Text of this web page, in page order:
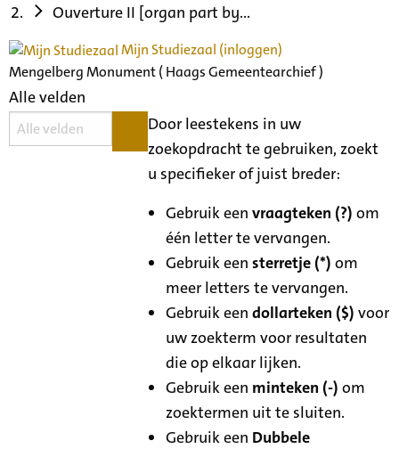
Ouverture II [organ part by...
Mijn Studiezaal (inloggen)
Mengelberg Monument ( Haags Gemeentearchief )
Alle velden
Door leestekens in uw
zoekopdracht te gebruiken, zoekt
u specifieker of juist breder:
Gebruik eenvraagteken (?) om
één letter te vervangen.
Gebruik eensterretje (*) om
meer letters te vervangen.
Gebruik eendollarteken ($) voor
uw zoekterm voor resultaten
die op elkaar lijken.
Gebruik een minteken (-) om
zoektermen uit te sluiten.
Gebruik een Dubbele